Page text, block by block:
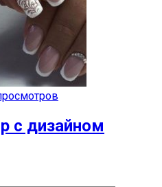
с дизайном